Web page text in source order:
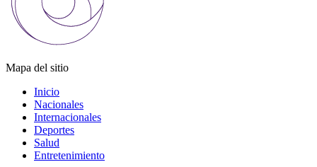
Mapa del sitio
Inicio
Nacionales
Internacionales
Deportes
Salud
Entretenimiento